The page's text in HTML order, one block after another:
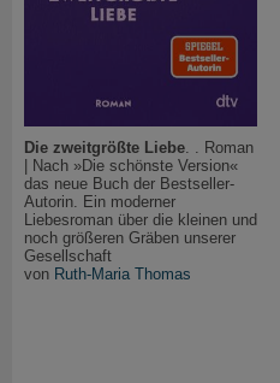
Die zweitgrößte Liebe . . Roman
| Nach »Die schönste Version«
das neue Buch der Bestseller-
Autorin. Ein moderner
Liebesroman über die kleinen und
noch größeren Gräben unserer
Gesellschaft
von Ruth-Maria Thomas